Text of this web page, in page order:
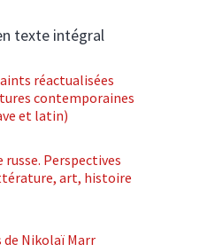
texte intégral
réactualisées
contemporaines
et latin)
russe. Perspectives
art, histoire
de Nikolaï Marr